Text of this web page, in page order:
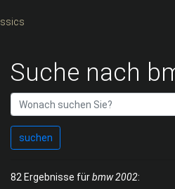
Suche nach
suchen
82 Ergebnisse fürbmw 2002: